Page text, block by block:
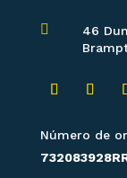

46
Número de